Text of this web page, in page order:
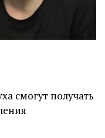
смогут получать